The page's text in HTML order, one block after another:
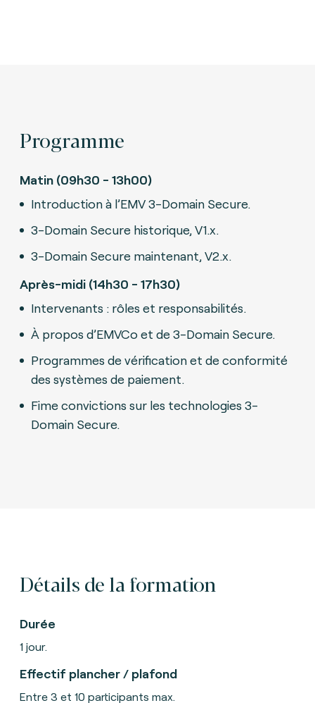
Programme
Matin (09h30 - 13h00)
Introduction à l’EMV 3-Domain Secure.
3-Domain Secure historique, V1.x.
3-Domain Secure maintenant, V2.x.
Après-midi (14h30 - 17h30)
Intervenants : rôles et responsabilités.
À propos d’EMVCo et de 3-Domain Secure.
Programmes de vérification et de conformité
des systèmes de paiement.
Fime convictions sur les technologies 3-
Domain Secure.
Détails de la formation
Durée
1 jour.
Effectif plancher / plafond
Entre 3 et 10 participants max.